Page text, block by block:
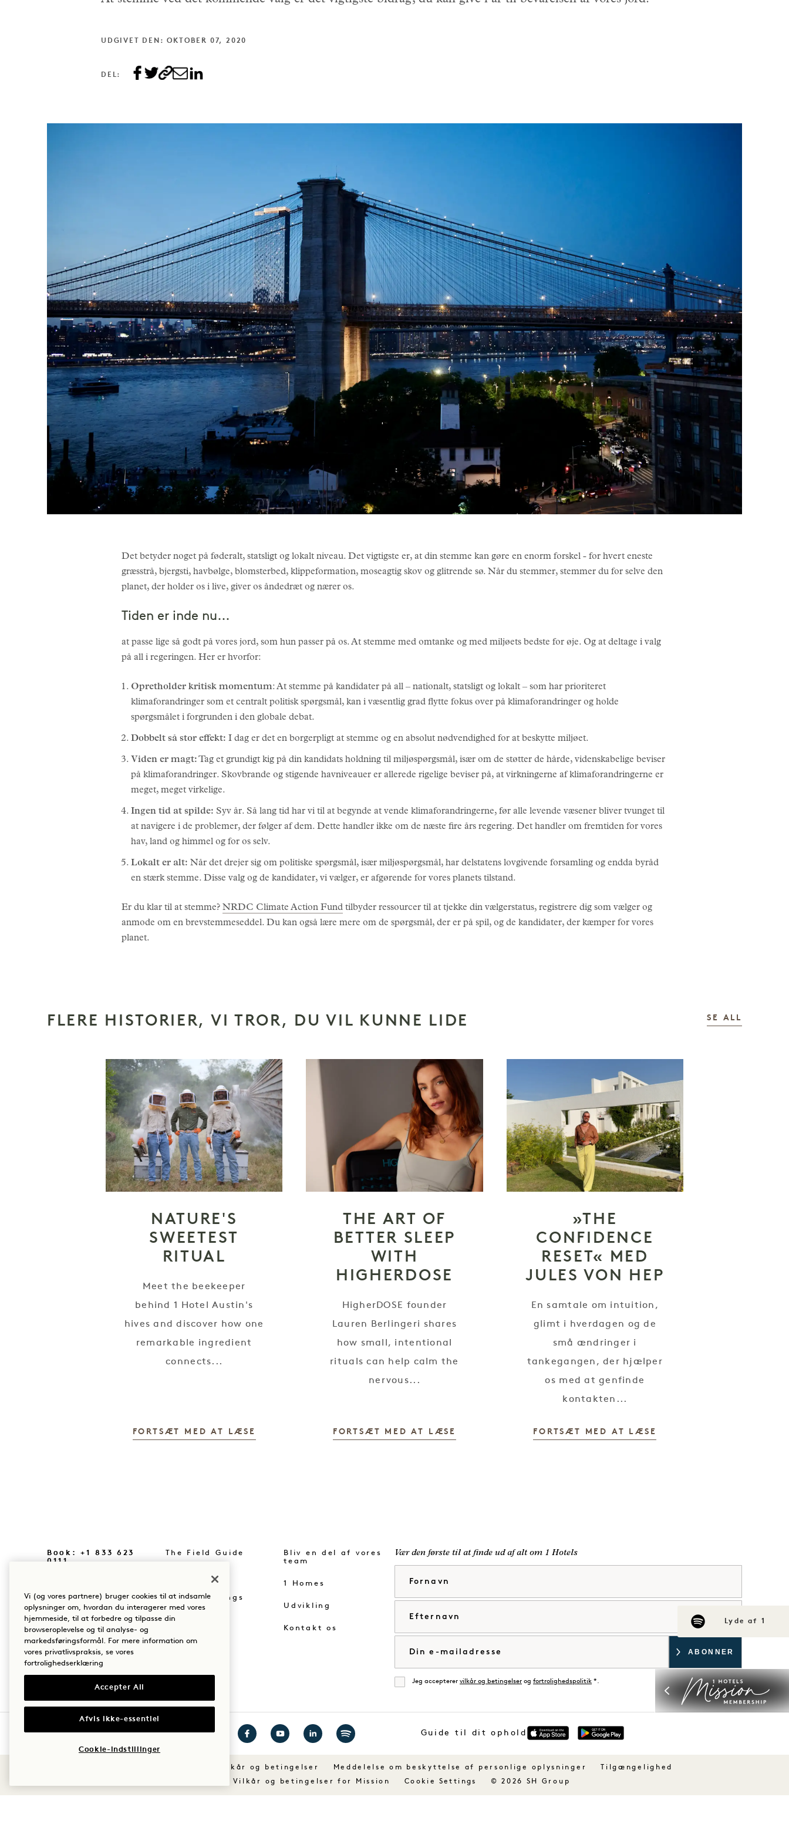
UDGIVET DEN: OKTOBER 07, 2020
DEL:
Det betyder noget på føderalt, statsligt og lokalt niveau. Det vigtigste er, at din stemme kan gøre en enorm forskel - for hvert eneste
græsstrå, bjergsti, havbølge, blomsterbed, klippeformation, moseagtig skov og glitrende sø. Når du stemmer, stemmer du for selve den
planet, der holder os i live, giver os åndedræt og nærer os.
Tiden er inde nu...
at passe lige så godt på vores jord, som hun passer på os. At stemme med omtanke og med miljøets bedste for øje. Og at deltage i valg
på all i regeringen. Her er hvorfor:
Opretholder kritisk momentum: At stemme på kandidater på all – nationalt, statsligt og lokalt – som har prioriteret
klimaforandringer som et centralt politisk spørgsmål, kan i væsentlig grad flytte fokus over på klimaforandringer og holde
spørgsmålet i forgrunden i den globale debat.
Dobbelt så stor effekt: I dag er det en borgerpligt at stemme og en absolut nødvendighed for at beskytte miljøet.
Viden er magt:Tag et grundigt kig på din kandidats holdning til miljøspørgsmål, især om de støtter de hårde, videnskabelige beviser
på klimaforandringer. Skovbrande og stigende havniveauer er allerede rigelige beviser på, at virkningerne af klimaforandringerne er
meget, meget virkelige.
Ingen tid at spilde: Syv år. Så lang tid har vi til at begynde at vende klimaforandringerne, før alle levende væsener bliver tvunget til
at navigere i de problemer, der følger af dem. Dette handler ikke om de næste fire års regering. Det handler om fremtiden for vores
hav, land og himmel og for os selv.
Lokalt er alt: Når det drejer sig om politiske spørgsmål, især miljøspørgsmål, har delstatens lovgivende forsamling og endda byråd
en stærk stemme. Disse valg og de kandidater, vi vælger, er afgørende for vores planets tilstand.
Er du klar til at stemme? NRDC Climate Action Fund tilbyder ressourcer til at tjekke din vælgerstatus, registrere dig som vælger og
anmode om en brevstemmeseddel. Du kan også lære mere om de spørgsmål, der er på spil, og de kandidater, der kæmper for vores
planet.
FLERE HISTORIER, VI TROR, DU VIL KUNNE LIDE SE ALL
NATURE'S
SWEETEST
RITUAL
Meet the beekeeper
behind 1 Hotel Austin's
hives and discover how one
remarkable ingredient
connects...
FORTSÆT MED AT LÆSE
THE ART OF
BETTER SLEEP
WITH
HIGHERDOSE
HigherDOSE founder
Lauren Berlingeri shares
how small, intentional
rituals can help calm the
nervous...
FORTSÆT MED AT LÆSE
»THE
CONFIDENCE
RESET« MED
JULES VON HEP
En samtale om intuition,
glimt i hverdagen og de
små ændringer i
tankegangen, der hjælper
os med at genfinde
kontakten...
FORTSÆT MED AT LÆSE
Lyde af 1
Book: +1 833 623
0111
Vores historie
Bæredygtighed
The Field Guide
Køb Goodthings
Mission
Bliv en del af vores
team
1 Homes
Udvikling
Kontakt os
Vær den første til at finde ud af alt om 1 Hotels
Enig
Jeg accepterer vilkår og betingelser og fortrolighedspolitik *.
på
Hotels
på
1
Hotels
1
Hotels
1
Hotels
1
Hotels
Guide til dit ophold
Vilkår og betingelser Meddelelse om beskyttelse af personlige oplysninger
Tilgængelighed
Vilkår og betingelser for Mission
Cookie Settings © 2026 SH Group
Vi (og vores partnere) bruger cookies til at indsamle
oplysninger om, hvordan du interagerer med vores
hjemmeside, til at forbedre og tilpasse din
browseroplevelse og til analyse- og
markedsføringsformål. For mere information om
vores privatlivspraksis, se vores
fortrolighedserklæring
Accepter All
Afvis ikke-essentiel
Cookie-indstillinger